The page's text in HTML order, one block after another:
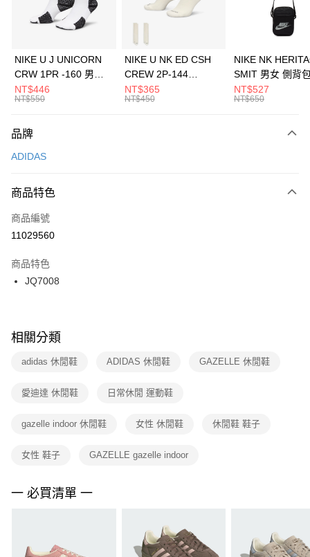
華南商業銀行
彰化商業銀行
上海商業儲蓄銀行
元大商業銀行
台灣樂天信用卡公司
Apple Pay
全盈+PAY
AFTEE先享後付
【關於「AFTEE先享後付」】
便利好安心！
３．安心：先確認商品／服務後，再付款。
【「AFTEE先享後付」結帳流程】
１．於結帳方式選擇「AFTEE先享後付」後，將跳轉至「AFTEE先享後付」
２．訂單成立數日內，您將收到繳費通知簡訊。
３．收到繳費通知簡訊後14天內，點擊此簡訊中的連結，可透過四大超商／
ATM／網路銀行／等多元方式進行付款，方視為交易完成。
※ 交易是否成功請以「AFTEE先享後付 」之結帳頁面顯示為準，若有關於
是否繳費成功／繳費後需取消欲退款等相關疑問，請聯繫「AFTEE先享後付
客戶支援中心」https://netprotections.freshdesk.com/support/home
１．透過由恩沛科技股份有限公司提供之「AFTEE先享後付」服務完成之交
權轉讓予恩沛科技股份有限公司。
３．未成年的使用者請事先徵得法定代理人或監護人之同意方可使用
４．使用「AFTEE先享後付」時，將依據個別帳號之用戶狀況，依本公司即
５．嚴禁一人註冊多個帳號或使用他人資訊註冊。若發現惡意使用之情形，
恩沛科技股份有限公司將有權停止該用戶之使用額度並採取法律行動。
運送方式
每筆NT$100，滿NT$1,500(含以上)免運費
宅配
每筆NT$100，滿NT$1,500(含以上)免運費
付款後門市自取
每筆NT$100，滿NT$1,500(含以上)免運費
NIKE U J UNICORN
CRW 1PR -160 男女
中統襪 FZ3393100
NT$446
NT$550
NIKE U NK ED CSH
CREW 2P-144
EMBRDY 男女 短統襪
FZ3073133
NT$365
NT$450
NIKE NK
SMIT 男女 側背
BA5871010
NT$527
NT$650
品牌
ADIDAS
商品特色
商品編號
11029560
商品特色
JQ7008
相關分類
adidas 休閒鞋 ADIDAS 休閒鞋 GAZELLE 休閒鞋
愛迪達 休閒鞋 日常休閒 運動鞋
gazelle indoor 休閒鞋 女性 休閒鞋 休閒鞋 鞋子
女性 鞋子 GAZELLE gazelle indoor
一 必買清單 一